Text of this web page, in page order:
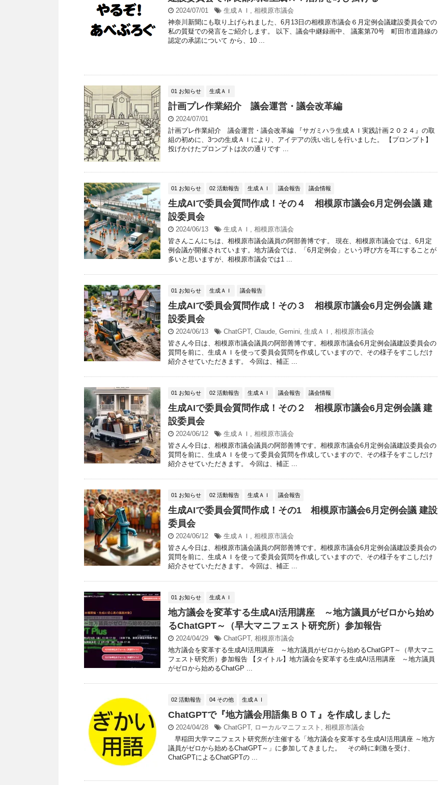
2024/07/01 生成ＡＩ , 相模原市議会
神奈川新聞にも取り上げられました、6月13日の相模原市議会６月定例会議建設委員会での
私の質疑での発言をご紹介します。 以下、議会中継録画中、 議案第70号 町田市道路線の
認定の承諾について から、10 ...
01 お知らせ 生成ＡＩ
計画プレ作業紹介 議会運営・議会改革編
2024/07/01
計画プレ作業紹介 議会運営・議会改革編 『サガミハラ生成ＡＩ実践計画２０２４』の取
組の初めに、3つの生成ＡＩにより、アイデアの洗い出しを行いました。 【プロンプト】
投げかけたプロンプトは次の通りです ...
01 お知らせ 02 活動報告 生成ＡＩ 議会報告 議会情報
生成AIで委員会質問作成！その４ 相模原市議会6月定例会議 建
設委員会
2024/06/13 生成ＡＩ , 相模原市議会
皆さんこんにちは、相模原市議会議員の阿部善博です。 現在、相模原市議会では、6月定
例会議が開催されています。地方議会では、「6月定例会」という呼び方を耳にすることが
多いと思いますが、相模原市議会では1 ...
01 お知らせ 生成ＡＩ 議会報告
生成AIで委員会質問作成！その３ 相模原市議会6月定例会議 建
設委員会
2024/06/13 ChatGPT, Claude, Gemini, 生成ＡＩ , 相模原市議会
皆さん今日は、相模原市議会議員の阿部善博です。相模原市議会6月定例会議建設委員会の
質問を前に、生成ＡＩを使って委員会質問を作成していますので、その様子をすこしだけ
紹介させていただきます。 今回は、補正 ...
01 お知らせ 02 活動報告 生成ＡＩ 議会報告 議会情報
生成AIで委員会質問作成！その２ 相模原市議会6月定例会議 建
設委員会
2024/06/12 生成ＡＩ , 相模原市議会
皆さん今日は、相模原市議会議員の阿部善博です。相模原市議会6月定例会議建設委員会の
質問を前に、生成ＡＩを使って委員会質問を作成していますので、その様子をすこしだけ
紹介させていただきます。 今回は、補正 ...
01 お知らせ 02 活動報告 生成ＡＩ 議会報告
生成AIで委員会質問作成！その1 相模原市議会6月定例会議 建設
委員会
2024/06/12 生成ＡＩ , 相模原市議会
皆さん今日は、相模原市議会議員の阿部善博です。相模原市議会6月定例会議建設委員会の
質問を前に、生成ＡＩを使って委員会質問を作成していますので、その様子をすこしだけ
紹介させていただきます。 今回は、補正 ...
01 お知らせ 生成ＡＩ
地方議会を変革する生成AI活用講座 ～地方議員がゼロから始め
るChatGPT～（早大マニフェスト研究所）参加報告
2024/04/29 ChatGPT, 相模原市議会
地方議会を変革する生成AI活用講座 ～地方議員がゼロから始めるChatGPT～（早大マニ
フェスト研究所）参加報告 【タイトル】地方議会を変革する生成AI活用講座 ～地方議員
がゼロから始めるChatGP ...
02 活動報告 04 その他 生成ＡＩ
ChatGPTで『地方議会用語集ＢＯＴ』を作成しました
2024/04/28 ChatGPT, ローカルマニフェスト , 相模原市議会
早稲田大学マニフェスト研究所が主催する「地方議会を変革する生成AI活用講座 ～地方
議員がゼロから始めるChatGPT～」に参加してきました。 その時に刺激を受け、
ChatGPTによるChatGPTの ...